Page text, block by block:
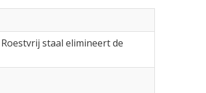
staal elimineert de